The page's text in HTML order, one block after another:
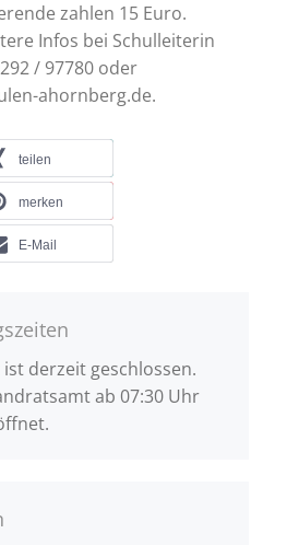
zahlen 15 Euro.
Infos bei Schulleiterin
/ 97780 oder
ahornberg.de.
teilen
merken
E-Mail
derzeit geschlossen.
ab 07:30 Uhr